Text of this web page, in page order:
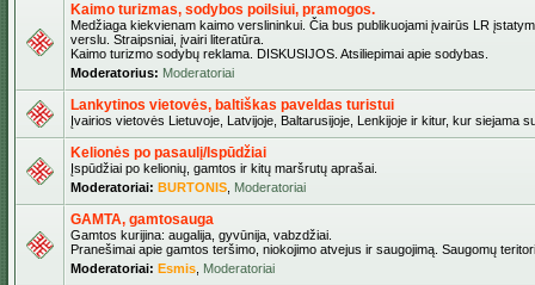
Kaimo turizmas, sodybos poilsiui, pramogos.
Medžiaga kiekvienam kaimo verslininkui. Čia bus publikuojami įvairūs LR
verslu. Straipsniai, įvairi literatūra.
Kaimo turizmo sodybų reklama. DISKUSIJOS. Atsiliepimai apie sodybas.
Moderatorius: Moderatoriai
Lankytinos vietovės, baltiškas paveldas turistui
Įvairios vietovės Lietuvoje, Latvijoje, Baltarusijoje, Lenkijoje ir kitur, kur siejama
Kelionės po pasaulį/Ispūdžiai
Įspūdžiai po kelionių, gamtos ir kitų maršrutų aprašai.
Moderatoriai: BURTONIS Moderatoriai
GAMTA, gamtosauga
Gamtos kurijina: augalija, gyvūnija, vabzdžiai.
Pranešimai apie gamtos teršimo, niokojimo atvejus ir saugojimą. Saugomų
Moderatoriai: Esmis Moderatoriai